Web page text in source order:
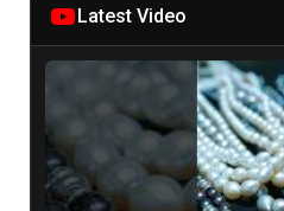
Latest Video